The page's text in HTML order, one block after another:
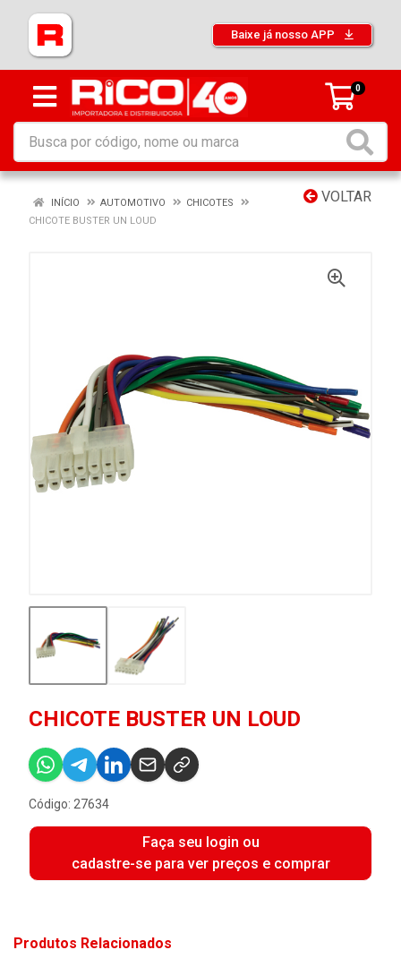
Baixe já nosso APP
0
VOLTAR
INÍCIO AUTOMOTIVO
CHICOTES
CHICOTE BUSTER UN LOUD
CHICOTE BUSTER UN LOUD
Código: 27634
Faça seu login ou
cadastre-se para ver preços e comprar
Produtos Relacionados